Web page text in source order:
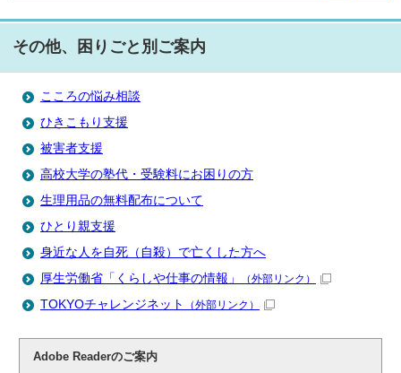
その他、困りごと別ご案内
こころの悩み相談
ひきこもり支援
被害者支援
高校大学の塾代・受験料にお困りの方
生理用品の無料配布について
ひとり親支援
身近な人を自死（自殺）で亡くした方へ
厚生労働省「くらしや仕事の情報」
（外部リンク）
TOKYOチャレンジネット （外部リンク）
Adobe Readerのご案内